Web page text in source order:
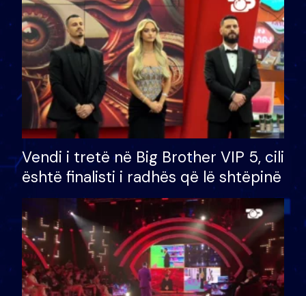
Vendi i tretë në Big Brother VIP 5, cili
është finalisti i radhës që lë shtëpinë